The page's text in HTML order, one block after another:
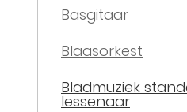
Basgitaar
Blaasorkest
Bladmuziek
lessenaar